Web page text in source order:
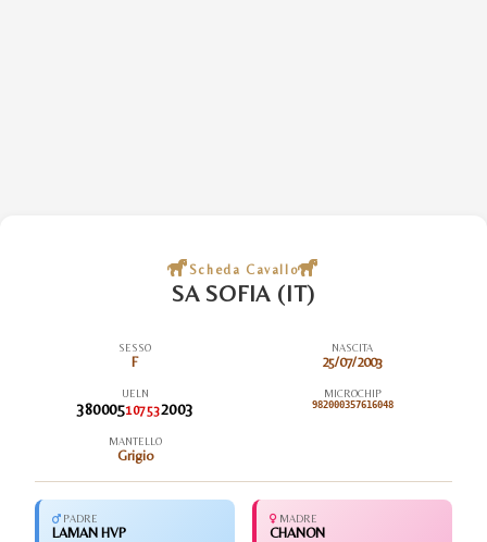
Scheda Cavallo
SA SOFIA (IT)
SESSO
F
NASCITA
25/07/2003
UELN
380005107532003
MICROCHIP
982000357616048
MANTELLO
Grigio
PADRE
LAMAN HVP
MADRE
CHANON